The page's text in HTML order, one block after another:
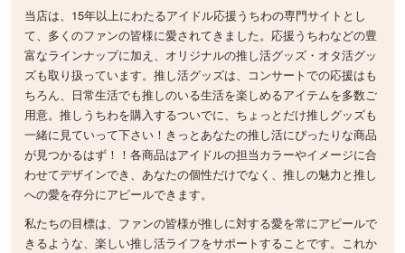
当店は、15年以上にわたるアイドル応援うちわの専門サイトとし
て、多くのファンの皆様に愛されてきました。応援うちわなどの豊
富なラインナップに加え、オリジナルの推し活グッズ・オタ活グッ
ズも取り扱っています。推し活グッズは、コンサートでの応援はも
ちろん、日常生活でも推しのいる生活を楽しめるアイテムを多数ご
用意。推しうちわを購入するついでに、ちょっとだけ推しグッズも
一緒に見ていって下さい！きっとあなたの推し活にぴったりな商品
が見つかるはず！！各商品はアイドルの担当カラーやイメージに合
わせてデザインでき、あなたの個性だけでなく、推しの魅力と推し
への愛を存分にアピールできます。
私たちの目標は、ファンの皆様が推しに対する愛を常にアピールで
きるような、楽しい推し活ライフをサポートすることです。これか